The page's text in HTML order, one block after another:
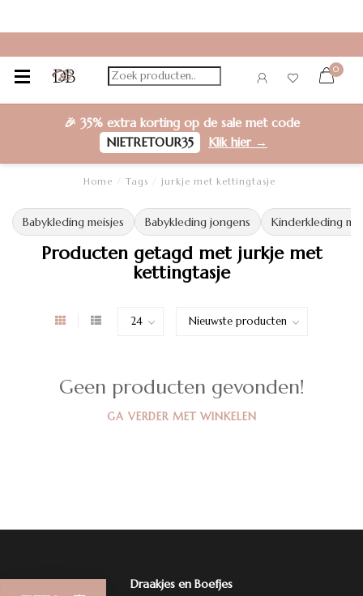
0
🎉 35% extra kortingop de sale met code
NIETRETOUR35
Klik hier →
Home Tags jurkje met kettingtasje
Babykleding meisjes Babykleding jongens Kinderkleding
Producten getagd met jurkje met
kettingtasje
Geen producten gevonden!
GA VERDER MET WINKELEN
Draakjes en Boefjes